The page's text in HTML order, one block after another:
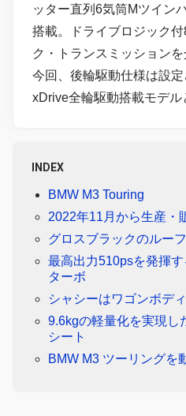
ッター直列6気筒Mツイン
搭載。ドライブロジック
ク・トランスミッションを
今回、後輪駆動仕様は設
xDrive全輪駆動搭載モデル
INDEX
BMW M3 Touring
2022年11月から生産・
グロスブラックのルー
最高出力510psを発揮
ターボ
シャシーはワゴンボデ
9.6kgの軽量化を実現し
シート
BMW M3 ツーリングを